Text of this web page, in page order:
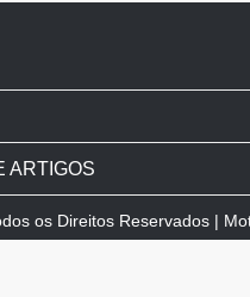
ARTIGOS
os Direitos Reservados |